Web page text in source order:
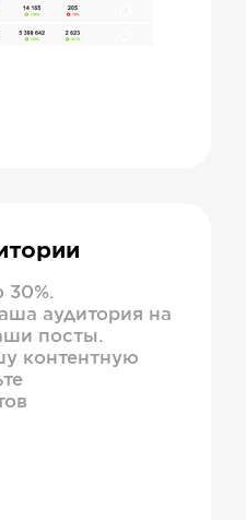
30%.
аудитория на
посты.
контентную